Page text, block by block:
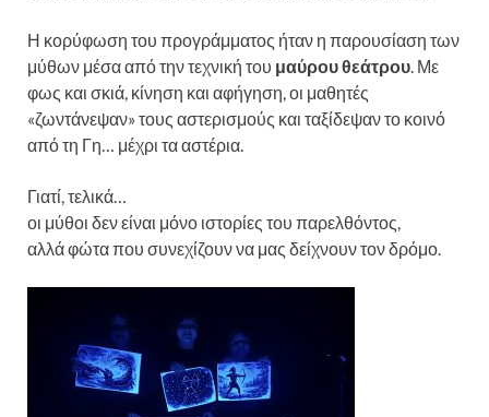
Η κορύφωση του προγράμματος ήταν η παρουσίαση των
μύθων μέσα από την τεχνική του μαύρου θεάτρου . Με
φως και σκιά, κίνηση και αφήγηση, οι μαθητές
«ζωντάνεψαν» τους αστερισμούς και ταξίδεψαν το κοινό
από τη Γη… μέχρι τα αστέρια.
Γιατί, τελικά…
οι μύθοι δεν είναι μόνο ιστορίες του παρελθόντος,
αλλά φώτα που συνεχίζουν να μας δείχνουν τον δρόμο.